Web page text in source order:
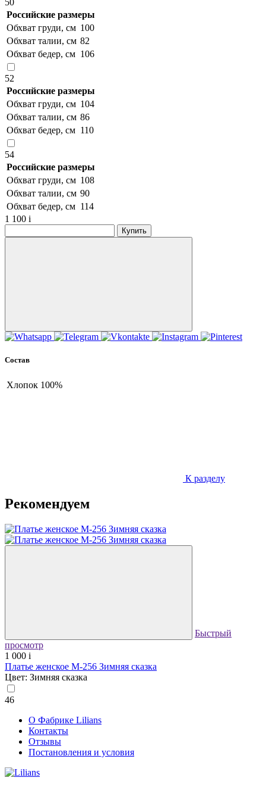
Российские размеры
Обхват груди, см 100
Обхват талии, см 82
Обхват бедер, см 106
52
Российские размеры
Обхват груди, см 104
Обхват талии, см 86
Обхват бедер, см 110
54
Российские размеры
Обхват груди, см 108
Обхват талии, см 90
Обхват бедер, см 114
1 100 i
Купить
Состав
Хлопок 100%
К разделу
Рекомендуем
Быстрый
просмотр
1 000 i
Платье женское М-256 Зимняя сказка
Цвет: Зимняя сказка
46
О Фабрике Lilians
Контакты
Отзывы
Постановления и условия